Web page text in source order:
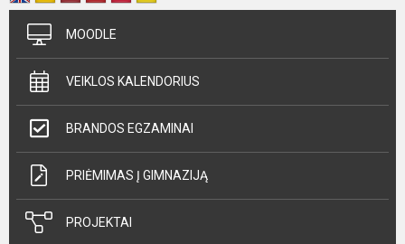
MOODLE
VEIKLOS KALENDORIUS
BRANDOS EGZAMINAI
PRIĖMIMAS Į GIMNAZIJĄ
PROJEKTAI